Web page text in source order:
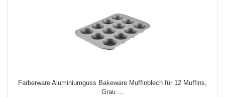
Farberware Aluminiumguss Bakeware Muffinblech für 12 Muffins,
Grau ...